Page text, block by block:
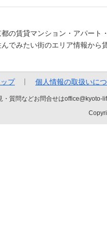
都の賃貸マンション・アパート
んでみたい街のエリア情報から
プ 個人情報の取扱いに
・質問などお問合せは